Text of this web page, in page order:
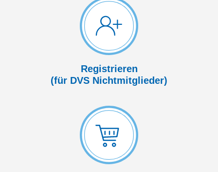
Registrieren
(für DVS Nicht­mitglieder)